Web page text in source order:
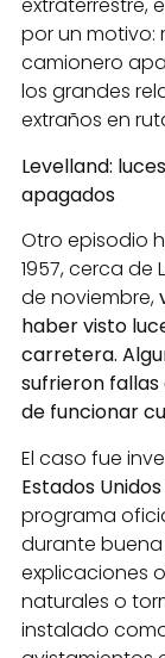
extraterrestre,
por un motivo:
camionero
los grandes
extraños en
Levelland:
apagados
Otro episodio
1957, cerca de
de noviembre,
haber visto
carretera.
sufrieron
de funcionar
El caso fue
Estados
programa
durante buena
explicaciones
naturales o
instalado